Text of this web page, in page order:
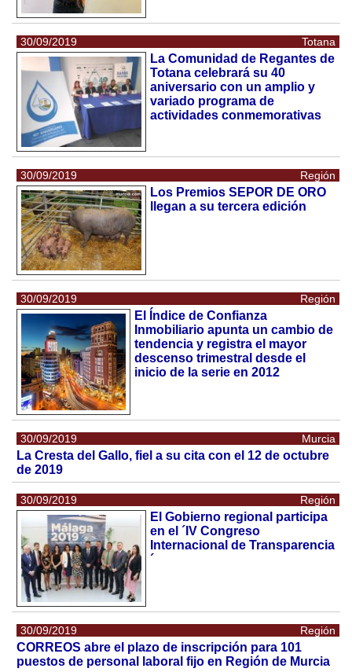
30/09/2019 Totana
La Comunidad de Regantes de
Totana celebrará su 40
aniversario con un amplio y
variado programa de
actividades conmemorativas
30/09/2019 Región
Los Premios SEPOR DE ORO
llegan a su tercera edición
30/09/2019 Región
El Índice de Confianza
Inmobiliario apunta un cambio de
tendencia y registra el mayor
descenso trimestral desde el
inicio de la serie en 2012
30/09/2019 Murcia
La Cresta del Gallo, fiel a su cita con el 12 de octubre
de 2019
30/09/2019 Región
El Gobierno regional participa
en el ´IV Congreso
Internacional de Transparencia
´
30/09/2019 Región
CORREOS abre el plazo de inscripción para 101
puestos de personal laboral fijo en Región de Murcia